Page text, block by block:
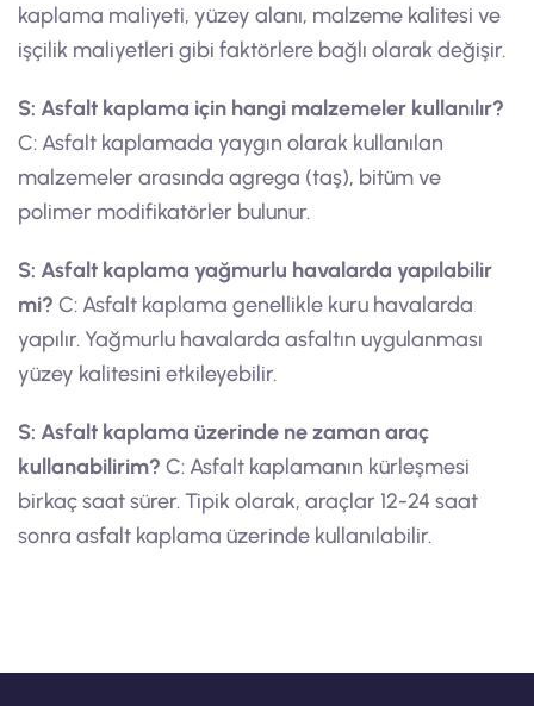
kaplama maliyeti, yüzey alanı, malzeme kalitesi ve
işçilik maliyetleri gibi faktörlere bağlı olarak değişir.
S: Asfalt kaplama için hangi malzemeler kullanılır?
C: Asfalt kaplamada yaygın olarak kullanılan
malzemeler arasında agrega (taş), bitüm ve
polimer modifikatörler bulunur.
S: Asfalt kaplama yağmurlu havalarda yapılabilir
mi? C: Asfalt kaplama genellikle kuru havalarda
yapılır. Yağmurlu havalarda asfaltın uygulanması
yüzey kalitesini etkileyebilir.
S: Asfalt kaplama üzerinde ne zaman araç
kullanabilirim? C: Asfalt kaplamanın kürleşmesi
birkaç saat sürer. Tipik olarak, araçlar 12-24 saat
sonra asfalt kaplama üzerinde kullanılabilir.